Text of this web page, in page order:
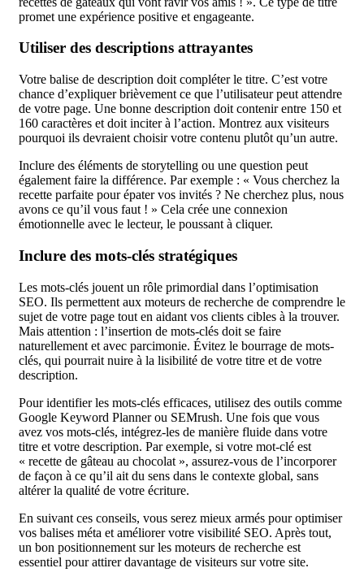
promet une expérience positive et engageante.
Utiliser des descriptions attrayantes
Votre balise de description doit compléter le titre. C’est votre
chance d’expliquer brièvement ce que l’utilisateur peut attendre
de votre page. Une bonne description doit contenir entre 150 et
160 caractères et doit inciter à l’action. Montrez aux visiteurs
pourquoi ils devraient choisir votre contenu plutôt qu’un autre.
Inclure des éléments de storytelling ou une question peut
également faire la différence. Par exemple : « Vous cherchez la
recette parfaite pour épater vos invités ? Ne cherchez plus, nous
avons ce qu’il vous faut ! » Cela crée une connexion
émotionnelle avec le lecteur, le poussant à cliquer.
Inclure des mots-clés stratégiques
Les mots-clés jouent un rôle primordial dans l’optimisation
SEO. Ils permettent aux moteurs de recherche de comprendre le
sujet de votre page tout en aidant vos clients cibles à la trouver.
Mais attention : l’insertion de mots-clés doit se faire
naturellement et avec parcimonie. Évitez le bourrage de mots-
clés, qui pourrait nuire à la lisibilité de votre titre et de votre
description.
Pour identifier les mots-clés efficaces, utilisez des outils comme
Google Keyword Planner ou SEMrush. Une fois que vous
avez vos mots-clés, intégrez-les de manière fluide dans votre
titre et votre description. Par exemple, si votre mot-clé est
« recette de gâteau au chocolat », assurez-vous de l’incorporer
de façon à ce qu’il ait du sens dans le contexte global, sans
altérer la qualité de votre écriture.
En suivant ces conseils, vous serez mieux armés pour optimiser
vos balises méta et améliorer votre visibilité SEO. Après tout,
un bon positionnement sur les moteurs de recherche est
essentiel pour attirer davantage de visiteurs sur votre site.